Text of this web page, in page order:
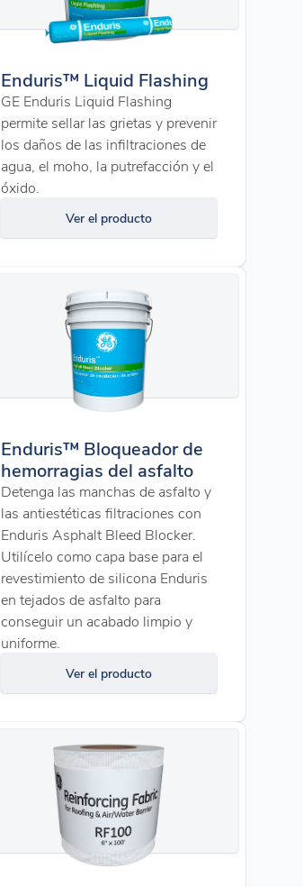
Enduris™ Liquid Flashing
GE Enduris Liquid Flashing
permite sellar las grietas y prevenir
los daños de las infiltraciones de
agua, el moho, la putrefacción y el
óxido.
Ver el producto
Enduris™ Bloqueador de
hemorragias del asfalto
Detenga las manchas de asfalto y
las antiestéticas filtraciones con
Enduris Asphalt Bleed Blocker.
Utilícelo como capa base para el
revestimiento de silicona Enduris
en tejados de asfalto para
conseguir un acabado limpio y
uniforme.
Ver el producto